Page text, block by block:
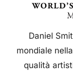
Daniel
mondiale
qualità